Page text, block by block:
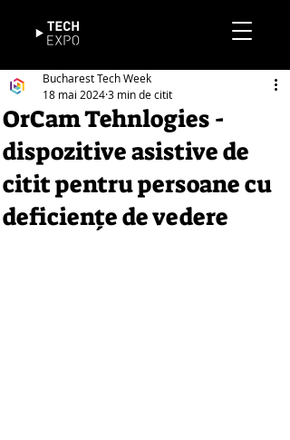
OrCam Tehnlogies -
dispozitive asistive de
citit pentru persoane cu
deficiențe de vedere
Bucharest Tech Week
18 mai 20243 min de citit